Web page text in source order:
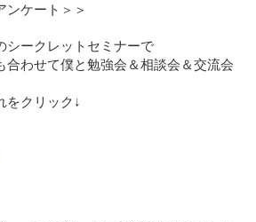
ンケート＞＞
シークレットセミナーで
わせて僕と勉強会＆相談会＆交流会
をクリック↓